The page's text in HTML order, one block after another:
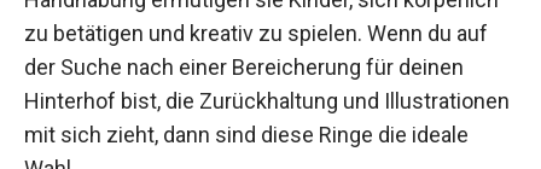
Handhabung ermutigen sie Kinder, sich körperlich
zu betätigen und kreativ zu spielen. Wenn du auf
der Suche nach einer Bereicherung für deinen
Hinterhof bist, die Zurückhaltung und
Illustrationen mit sich zieht, dann sind diese